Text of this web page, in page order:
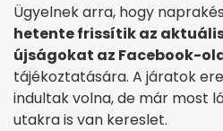
Ügyelnek arra, hogy
hetente frissítik az
újságokat az Facebook-
tájékoztatására. A járatok
indultak volna, de már most
utakra is van kereslet.